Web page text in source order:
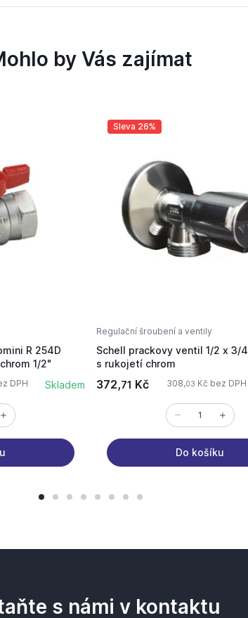
by Vás zajímat
R 254D
1/2"
DPH Skladem
Sleva 26%
Regulační šroubení a ventily
Schell prackovy ventil 1/2 x 3/4
s rukojetí chrom
372,71 Kč 308,03 Kč bez DPH
Do košíku
s námi v kontaktu